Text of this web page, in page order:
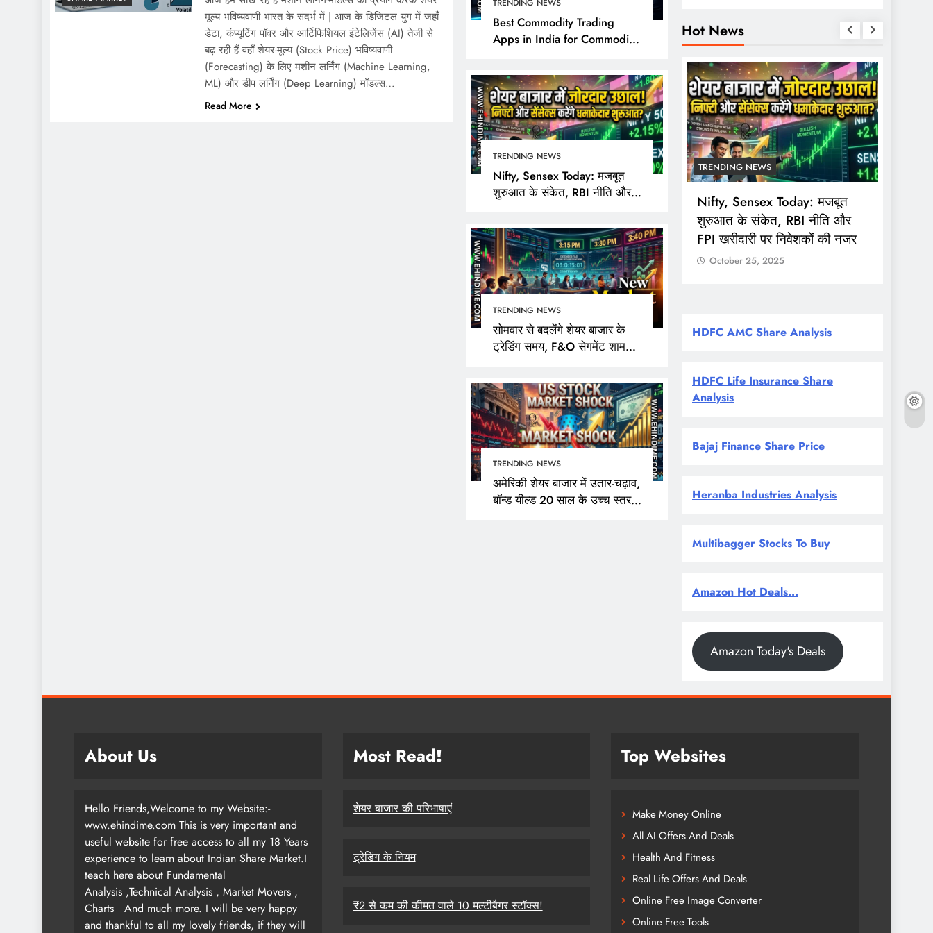
Best Commodity Trading
Apps in India for Commodity
TRENDING NEWS
Nifty, Sensex Today: मजबूत
शुरुआत के संकेत, RBI नीति और
TRENDING NEWS
सोमवार से बदलेंगे शेयर बाजार के
ट्रेडिंग समय, F&O सेगमेंट शाम
TRENDING NEWS
अमेरिकी शेयर बाजार में उतार-चढ़ाव,
बॉन्ड यील्ड 20 साल के उच्च स्तर
मूल्य भविष्यवाणी भारत के संदर्भ में | आज के डिजिटल युग में जहाँ
डेटा, कंप्यूटिंग पॉवर और आर्टिफिशियल इंटेलिजेंस (AI) तेजी से
बढ़ रही हैं वहाँ शेयर-मूल्य (Stock Price) भविष्यवाणी
(Forecasting) के लिए मशीन लर्निंग (Machine Learning,
ML) और डीप लर्निंग (Deep Learning) मॉडल्स…
Read More
Hot News
Best Commodity Trading
Market Analysis
October 25, 2025
TRENDING NEWS
Nifty, Sensex Today: मजबूत
शुरुआत के संकेत, RBI नीति और
FPI खरीदारी पर निवेशकों की नजर
October 25, 2025
HDFC AMC Share Analysis
HDFC Life Insurance Share
Analysis
Bajaj Finance Share Price
Heranba Industries Analysis
Multibagger Stocks To Buy
Amazon Hot Deals...
Amazon Today's Deals
About Us
Hello Friends,Welcome to my Website:-
www.ehindime.com This is very important and
useful website for free access to all my 18 Years
experience to learn about Indian Share Market.I
teach here about Fundamental
Analysis ,Technical Analysis , Market Movers ,
Charts
And much more. I will be very happy
and thankful to all my lovely friends, if they will
Most Read!
शेयर बाजार की परिभाषाएं
ट्रेडिंग के नियम
₹2 से कम की कीमत वाले 10 मल्टीबैगर स्टॉक्स!
Top Websites
Make Money Online
All AI Offers And Deals
Health And Fitness
Real Life Offers And Deals
Online Free Image Converter
Online Free Tools